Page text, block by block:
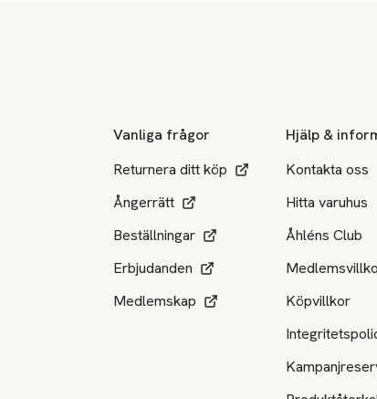
Vanliga frågor
Returnera ditt köp
Ångerrätt
Beställningar
Erbjudanden
Medlemskap
Hjälp &
Kontakta oss
Hitta varuhus
Åhléns Club
Köpvillkor